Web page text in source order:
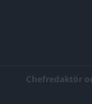
Chefredaktör